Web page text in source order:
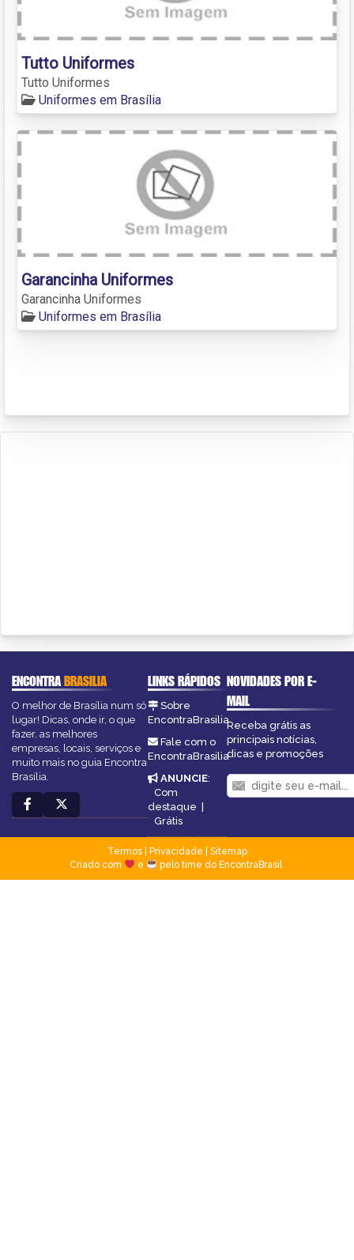
Tutto Uniformes
Tutto Uniformes
Uniformes em Brasília
Garancinha Uniformes
Garancinha Uniformes
Uniformes em Brasília
ENCONTRABRASILIA
O melhor de Brasília num só
lugar! Dicas, onde ir, o que
fazer, as melhores
empresas, locais, serviços e
muito mais no guia Encontra
Brasília.
LINKS RÁPIDOS
Sobre
EncontraBrasilia
Fale com o
EncontraBrasilia
ANUNCIE:
Com
destaque |
Grátis
NOVIDADES POR E-
MAIL
Receba grátis as
principais notícias,
dicas e promoções
Termos| Privacidade
Sitemap
Criado com
e pelo time do EncontraBrasil